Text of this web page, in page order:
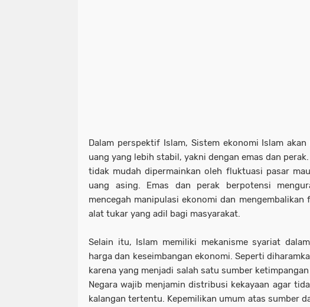
Dalam perspektif Islam, Sistem ekonomi Islam
uang yang lebih stabil, yakni dengan emas dan
tidak mudah dipermainkan oleh fluktuasi pasar
uang asing. Emas dan perak berpotensi
mencegah manipulasi ekonomi dan mengembalikan
alat tukar yang adil bagi masyarakat.
Selain itu, Islam memiliki mekanisme syariat
harga dan keseimbangan ekonomi. Seperti
karena yang menjadi salah satu sumber
Negara wajib menjamin distribusi kekayaan agar
kalangan tertentu. Kepemilikan umum atas sumber